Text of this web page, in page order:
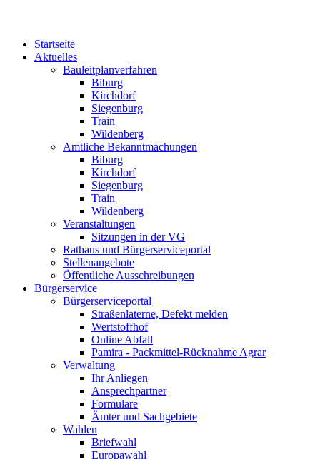
Startseite
Aktuelles
Bauleitplanverfahren
Biburg
Kirchdorf
Siegenburg
Train
Wildenberg
Amtliche Bekanntmachungen
Biburg
Kirchdorf
Siegenburg
Train
Wildenberg
Veranstaltungen
Sitzungen in der VG
Rathaus und Bürgerserviceportal
Stellenangebote
Öffentliche Ausschreibungen
Bürgerservice
Bürgerserviceportal
Straßenlaterne, Defekt melden
Wertstoffhof
Online Abfall
Pamira - Packmittel-Rücknahme Agrar
Verwaltung
Ihr Anliegen
Ansprechpartner
Formulare
Ämter und Sachgebiete
Wahlen
Briefwahl
Europawahl